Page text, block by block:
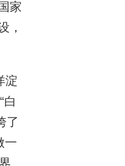
家
，
淀
白
了
一